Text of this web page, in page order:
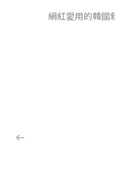
網紅愛用的韓國